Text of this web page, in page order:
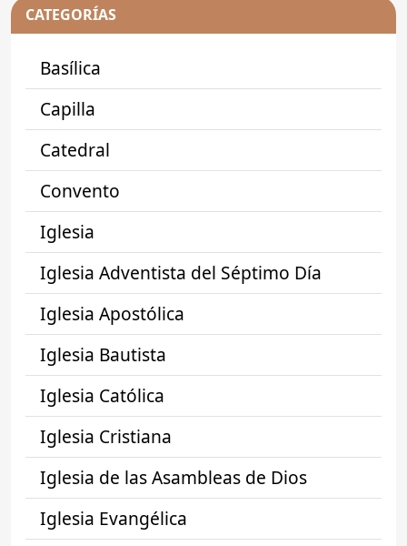
CATEGORÍAS
Basílica
Capilla
Catedral
Convento
Iglesia
Iglesia Adventista del Séptimo Día
Iglesia Apostólica
Iglesia Bautista
Iglesia Católica
Iglesia Cristiana
Iglesia de las Asambleas de Dios
Iglesia Evangélica